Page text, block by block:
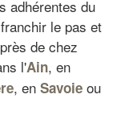
adhérentes du
le pas et
de chez
l'Ain, en
, en Savoie ou